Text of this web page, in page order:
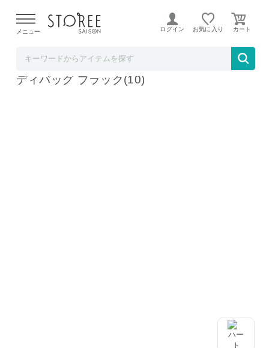
よる配送遅延が発生しております。
メニュー ログイン お気に入り
アドミラル ゴルフ ADMG5AC8 カート キャ
ディバッグ ブラック(10)